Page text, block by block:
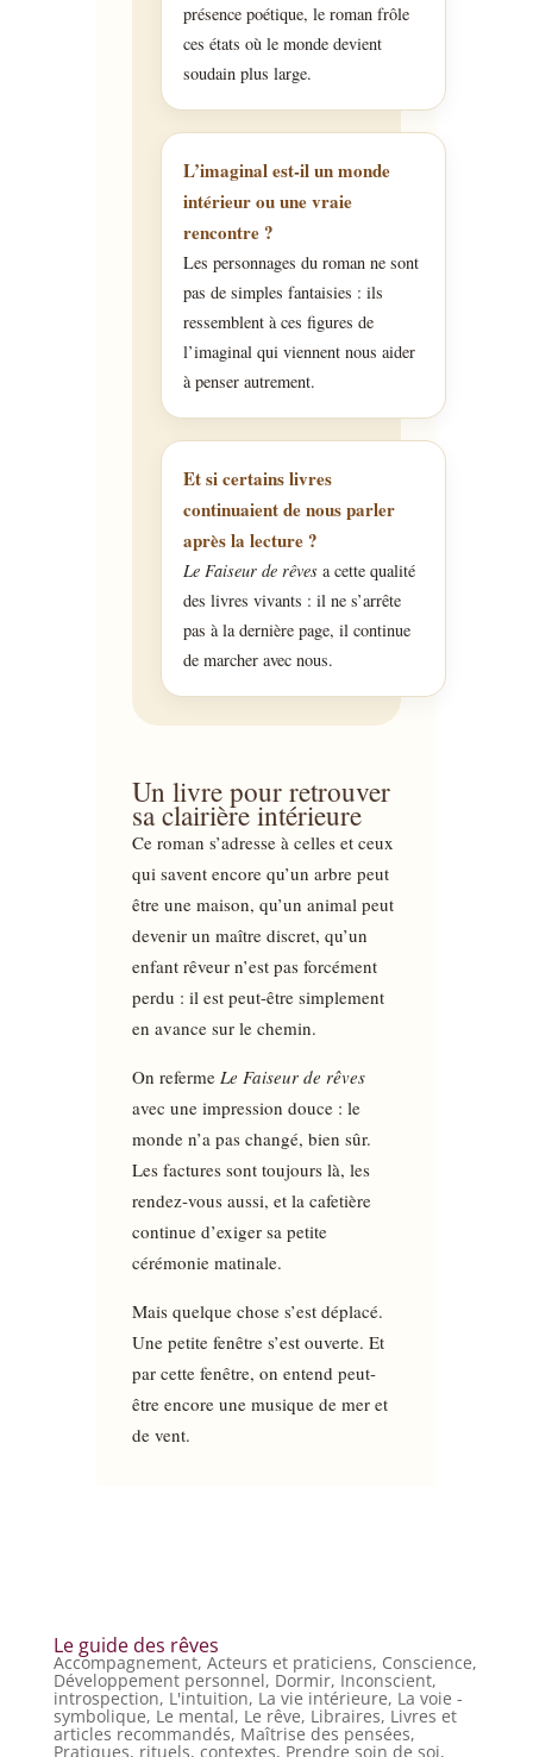
présence poétique, le roman frôle
ces états où le monde devient
soudain plus large.
L’imaginal est-il un monde
intérieur ou une vraie
rencontre ?
Les personnages du roman ne sont
pas de simples fantaisies : ils
ressemblent à ces figures de
l’imaginal qui viennent nous aider
à penser autrement.
Et si certains livres
continuaient de nous parler
après la lecture ?
Le Faiseur de rêvesa cette qualité
des livres vivants : il ne s’arrête
pas à la dernière page, il continue
de marcher avec nous.
Un livre pour retrouver
sa clairière intérieure
Ce roman s’adresse à celles et ceux
qui savent encore qu’un arbre peut
être une maison, qu’un animal peut
devenir un maître discret, qu’un
enfant rêveur n’est pas forcément
perdu : il est peut-être simplement
en avance sur le chemin.
On referme Le Faiseur de rêves
avec une impression douce : le
monde n’a pas changé, bien sûr.
Les factures sont toujours là, les
rendez-vous aussi, et la cafetière
continue d’exiger sa petite
cérémonie matinale.
Mais quelque chose s’est déplacé.
Une petite fenêtre s’est ouverte. Et
par cette fenêtre, on entend peut-
être encore une musique de mer et
de vent.
Le guide des rêves
Accompagnement, Acteurs et praticiens, Conscience,
Développement personnel, Dormir, Inconscient,
introspection, L'intuition, La vie intérieure, La voie -
symbolique, Le mental, Le rêve, Libraires, Livres et
articles recommandés, Maîtrise des pensées,
Pratiques, rituels, contextes, Prendre soin de soi,